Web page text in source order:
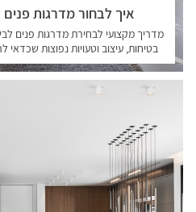
איך לבחור מדרגות
מדריך מקצועי לבחירת מדרגות פנים
בטיחות, עיצוב וטעויות נפוצות שכדאי
קראו